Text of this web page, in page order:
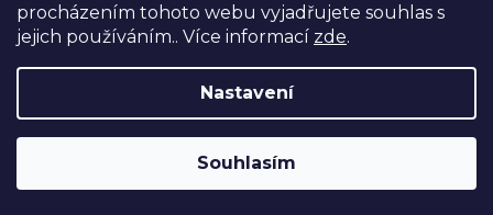
procházením tohoto webu vyjadřujete souhlas s
jejich používáním.. Více informací zde.
Nastavení
Souhlasím